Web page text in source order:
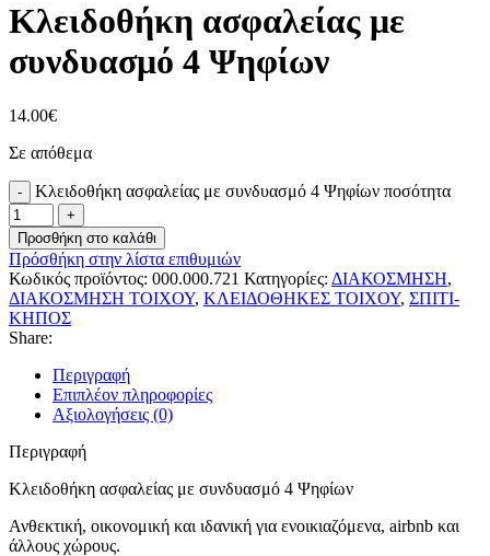
Κλειδοθήκη ασφαλείας με
συνδυασμό 4 Ψηφίων
14.00€
Σε απόθεμα
Κλειδοθήκη ασφαλείας με συνδυασμό 4 Ψηφίων ποσότητα
Προσθήκη στο καλάθι
Πρόσθήκη στην λίστα επιθυμιών
Κωδικός προϊόντος: 000.000.721 Κατηγορίες: ΔΙΑΚΟΣΜΗΣΗ,
ΔΙΑΚΟΣΜΗΣΗ ΤΟΙΧΟΥ, ΚΛΕΙΔΟΘΗΚΕΣ ΤΟΙΧΟΥ, ΣΠΙΤΙ-
ΚΗΠΟΣ
Share:
Περιγραφή
Επιπλέον πληροφορίες
Αξιολογήσεις (0)
Περιγραφή
Κλειδοθήκη ασφαλείας με συνδυασμό 4 Ψηφίων
Ανθεκτική, οικονομική και ιδανική για ενοικιαζόμενα, airbnb και
άλλους χώρους.